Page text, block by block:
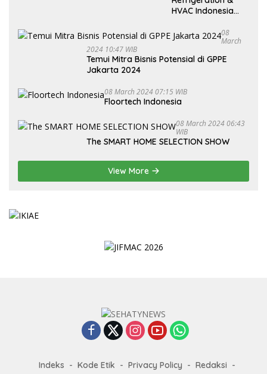
HVAC Indonesia
08
March
2024 10:47 WIB
Temui Mitra Bisnis Potensial di GPPE
Jakarta 2024
08 March 2024 07:15 WIB
Floortech Indonesia
08 March 2024 06:43
WIB
The SMART HOME SELECTION SHOW
View More
Indeks Kode Etik Privacy Policy
Redaksi